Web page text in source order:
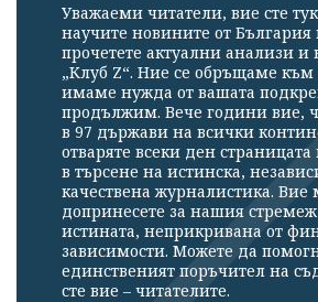
Уважаеми читатели, вие сте
научите новините от България
прочетете актуални анализи и
„Клуб Z“. Ние се обръщаме към
имаме нужда от вашата
продължим. Вече години вие,
в 97 държави на всички
отваряте всеки ден
в търсене на истинска,
качествена журналистика. Вие
допринесете за нашия
истината, неприкривана от
зависимости. Можете да
единственият поръчител на
сте вие – читателите.